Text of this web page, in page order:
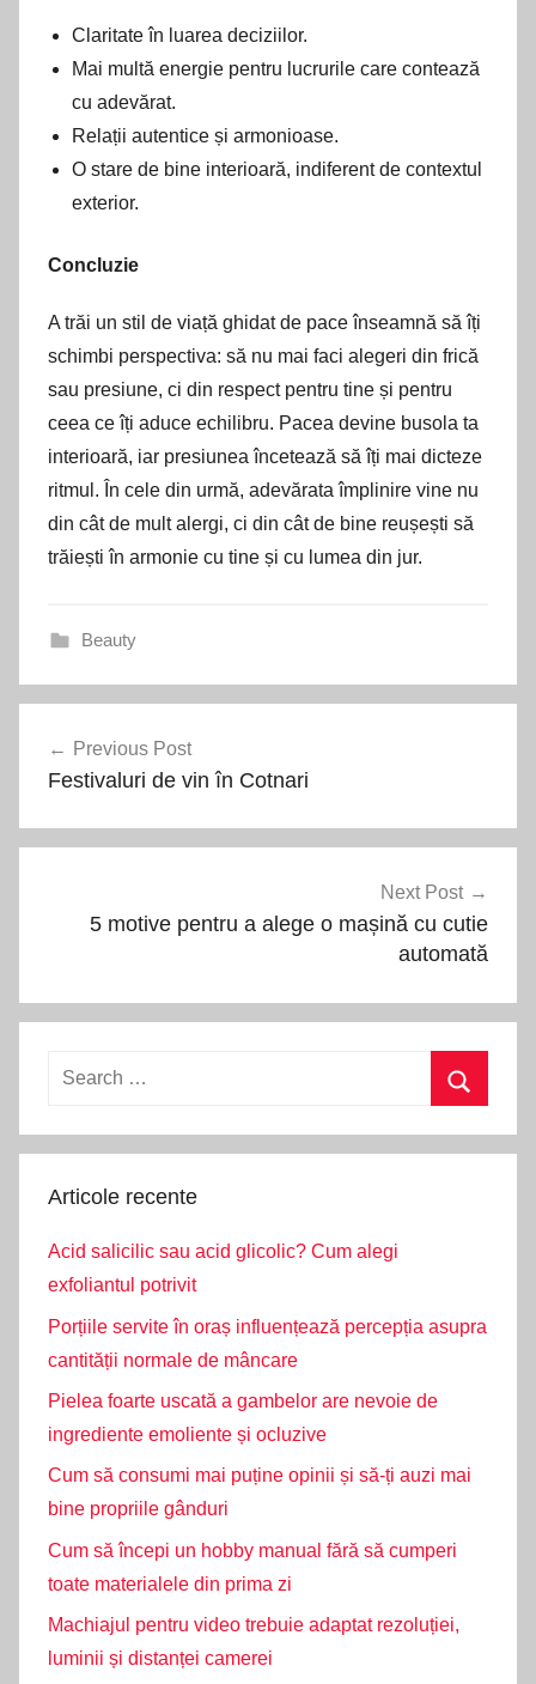
Claritate în luarea deciziilor.
Mai multă energie pentru lucrurile care contează
cu adevărat.
Relații autentice și armonioase.
O stare de bine interioară, indiferent de contextul
exterior.
Concluzie
A trăi un stil de viață ghidat de pace înseamnă să îți
schimbi perspectiva: să nu mai faci alegeri din frică
sau presiune, ci din respect pentru tine și pentru
ceea ce îți aduce echilibru. Pacea devine busola ta
interioară, iar presiunea încetează să îți mai dicteze
ritmul. În cele din urmă, adevărata împlinire vine nu
din cât de mult alergi, ci din cât de bine reușești să
trăiești în armonie cu tine și cu lumea din jur.
Beauty
Previous Post
Festivaluri de vin în Cotnari
Next Post
5 motive pentru a alege o mașină cu cutie
automată
Search
Articole recente
Acid salicilic sau acid glicolic? Cum alegi
exfoliantul potrivit
Porțiile servite în oraș influențează percepția asupra
cantității normale de mâncare
Pielea foarte uscată a gambelor are nevoie de
ingrediente emoliente și ocluzive
Cum să consumi mai puține opinii și să-ți auzi mai
bine propriile gânduri
Cum să începi un hobby manual fără să cumperi
toate materialele din prima zi
Machiajul pentru video trebuie adaptat rezoluției,
luminii și distanței camerei